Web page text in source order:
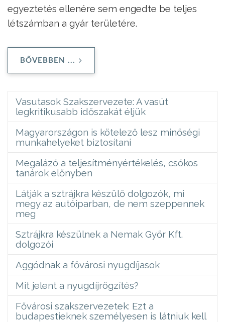
egyeztetés ellenére sem engedte be teljes
létszámban a gyár területére.
BŐVEBBEN ...
Vasutasok Szakszervezete: A vasút
legkritikusabb időszakát éljük
Magyarországon is kötelező lesz minőségi
munkahelyeket biztosítani
Megalázó a teljesítményértékelés, csókos
tanárok előnyben
Látják a sztrájkra készülő dolgozók, mi
megy az autóiparban, de nem szeppennek
meg
Sztrájkra készülnek a Nemak Győr Kft.
dolgozói
Aggódnak a fővárosi nyugdíjasok
Mit jelent a nyugdíjrögzítés?
Fővárosi szakszervezetek: Ezt a
budapestieknek személyesen is látniuk kell